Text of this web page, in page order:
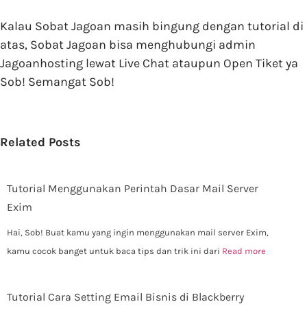
Kalau Sobat Jagoan masih bingung dengan tutorial di
atas, Sobat Jagoan bisa menghubungi admin
Jagoanhosting lewat Live Chat ataupun Open Tiket ya
Sob! Semangat Sob!
Related Posts
Tutorial Menggunakan Perintah Dasar Mail Server
Exim
Hai, Sob! Buat kamu yang ingin menggunakan mail server Exim,
kamu cocok banget untuk baca tips dan trik ini dari Read more
Tutorial Cara Setting Email Bisnis di Blackberry